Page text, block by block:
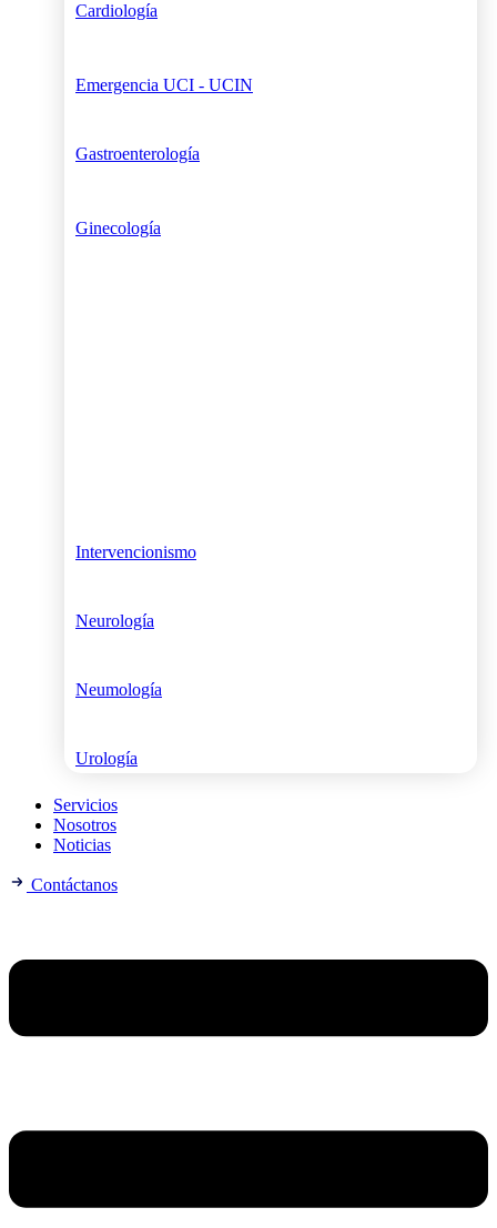
Cardiología
Emergencia UCI - UCIN
Gastroenterología
Ginecología
Intervencionismo
Neurología
Neumología
Urología
Servicios
Nosotros
Noticias
Contáctanos